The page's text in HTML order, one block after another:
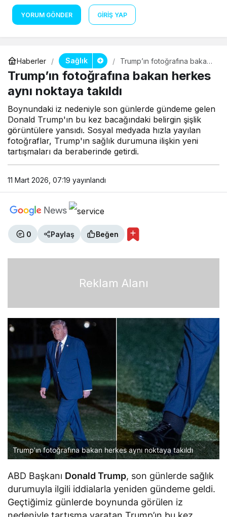
YORUM GÖNDER GIRIŞ YAP
Haberler Sağlık
Trump’ın fotoğrafına bakan
herkes aynı noktaya takıldı
Trump’ın fotoğrafına bakan herkes
aynı noktaya takıldı
Boynundaki iz nedeniyle son günlerde gündeme gelen
Donald Trump'ın bu kez bacağındaki belirgin şişlik
görüntülere yansıdı. Sosyal medyada hızla yayılan
fotoğraflar, Trump'ın sağlık durumuna ilişkin yeni
tartışmaları da beraberinde getirdi.
11 Mart 2026, 07:19 yayınlandı
0 Paylaş Beğen
Reklam Alanı
Trump’ın fotoğrafına bakan herkes aynı noktaya takıldı
ABD Başkanı Donald Trump, son günlerde sağlık
durumuyla ilgili iddialarla yeniden gündeme geldi.
Geçtiğimiz günlerde boynunda görülen iz